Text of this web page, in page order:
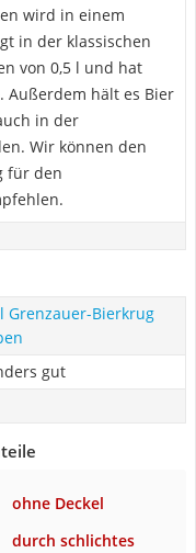
wird in einem
in der klassischen
von 0,5 l und hat
Außerdem hält es Bier
in der
Wir können den
für den
Grenzauer-Bierkrug
gut
ohne Deckel
durch schlichtes